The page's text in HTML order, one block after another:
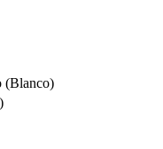
(Blanco)